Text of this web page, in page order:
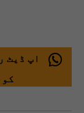
اپ ڈیٹ